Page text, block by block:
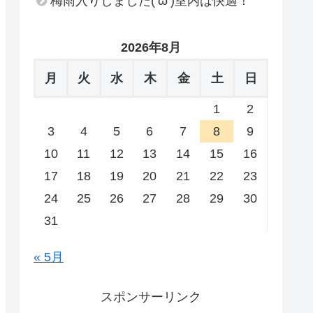
2026年8月
月 火 水 木 金 土 日
1
2
3
4 5 6 7 8
9
10
11 12 13 14 15
16
17
18 19 20 21 22
23
24
25 26 27 28 29
30
31
« 5月
スポンサーリンク